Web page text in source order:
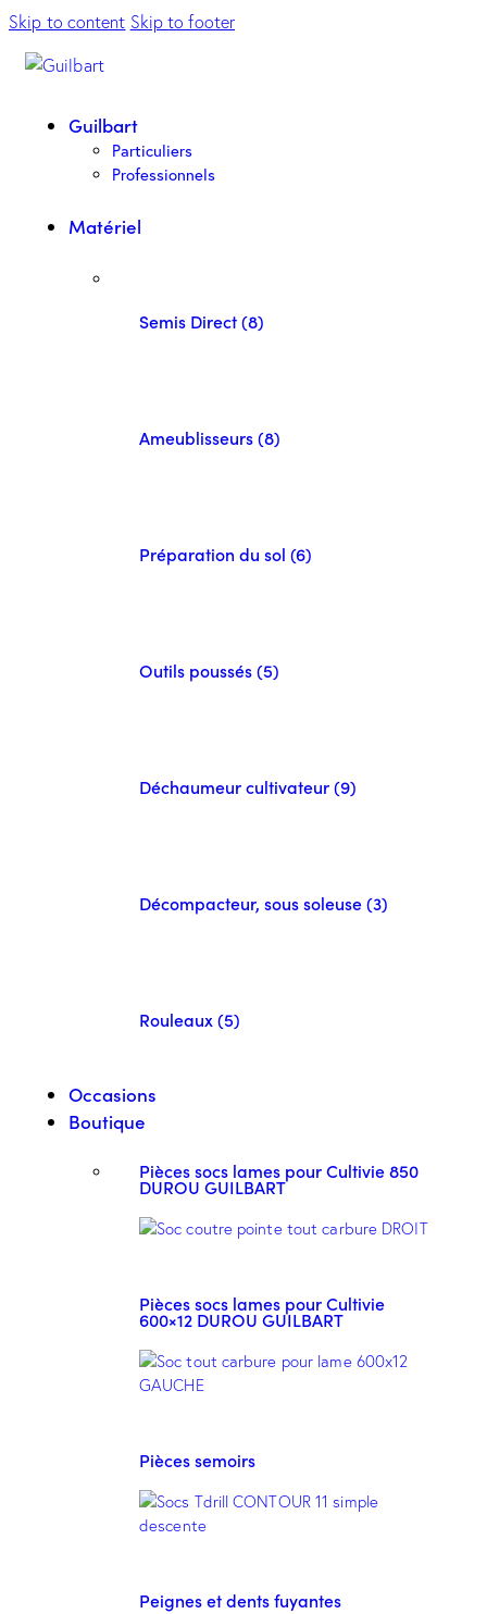
Skip to content Skip to footer
Guilbart
Particuliers
Professionnels
Matériel
Semis Direct (8)
Ameublisseurs (8)
Préparation du sol (6)
Outils poussés (5)
Déchaumeur cultivateur (9)
Décompacteur, sous soleuse (3)
Rouleaux (5)
Occasions
Boutique
Pièces socs lames pour Cultivie 850
DUROU GUILBART
Pièces socs lames pour Cultivie
600×12 DUROU GUILBART
Pièces semoirs
Peignes et dents fuyantes